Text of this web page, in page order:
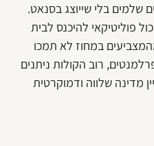
שלמים בלי שייוצג בסנאט.
פוליטיקאי להיכנס לבית
ש-70 אחוז מהמצביעים במחוז לא תמכו
רוב הקולות ניתנים
מדינה שלווה ודמוקרטית